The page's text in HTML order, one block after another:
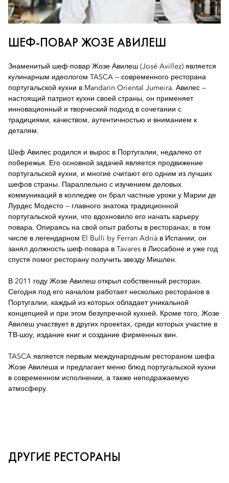
ШЕФ-ПОВАР ЖОЗЕ АВИЛЕШ
Знаменитый шеф-повар Жозе Авилеш (José Avillez) является
кулинарным идеологом TASCA — современного ресторана
португальской кухни в Mandarin Oriental Jumeira. Авилес —
настоящий патриот кухни своей страны, он применяет
инновационный и творческий подход в сочетании с
традициями, качеством, аутентичностью и вниманием к
деталям.
Шеф Авилес родился и вырос в Португалии, недалеко от
побережья. Его основной задачей является продвижение
португальской кухни, и многие считают его одним из лучших
шефов страны. Параллельно с изучением деловых
коммуникаций в колледже он брал частные уроки у Марии де
Лурдес Модесто — главного знатока традиционной
португальской кухни, что вдохновило его начать карьеру
повара. Опираясь на свой опыт работы в ресторанах, в том
числе в легендарном El Bulli by Ferran Adrià в Испании, он
занял должность шеф-повара в Tavares в Лиссабоне и уже год
спустя помог ресторану получить звезду Мишлен.
В 2011 году Жозе Авилеш открыл собственный ресторан.
Сегодня под его началом работает несколько ресторанов в
Португалии, каждый из которых обладает уникальной
концепцией и при этом безупречной кухней. Кроме того, Жозе
Авилеш участвует в других проектах, среди которых участие в
ТВ-шоу, издание книг и создание фирменных вин.
TASCA является первым международным рестораном шефа
Жозе Авилеша и предлагает меню блюд португальской кухни
в современном исполнении, а также неподражаемую
атмосферу.
ДРУГИЕ РЕСТОРАНЫ